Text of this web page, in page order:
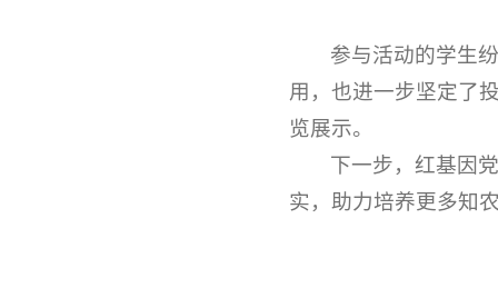
参与活动的学生
用，也进一步坚定了
览展示。
下一步，红基因
实，助力培养更多知